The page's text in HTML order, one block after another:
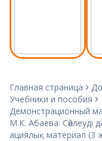
Главная страница
Учебники и пособия
Демонстрационный
М.К. Абаева: Сөйлеуді
ациялық материал (3